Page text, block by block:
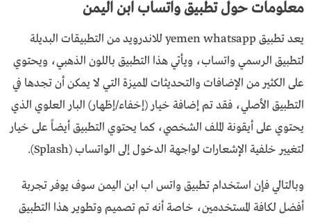
معلومات حول تطبيق واتساب ابن اليمن
يعد تطبيق yemen whatsapp للاندرويد من التطبيقات البديلة
لتطبيق الرسمي واتساب، ويأتي هذا التطبيق باللون الذهبي، ويحتوي
على الكثير من الإضافات والتحديثات المميزة التي لا يمكن أن تجدها في
التطبيق الأصلي، فقد تم إضافة خيار (إخفاء/إظهار) البار العلوي الذي
يحتوي على أيقونة الملف الشخصي، كما يحتوي التطبيق أيضاً على خيار
لتغيير خلفية الإشعارات لواجهة الدخول إلى الواتساب (Splash).
وبالتالي فإن استخدام تطبيق واتس اب ابن اليمن سوف يوفر تجربة
أفضل لكافة المستخدمين، خاصة أنه تم تصميم وتطوير هذا التطبيق